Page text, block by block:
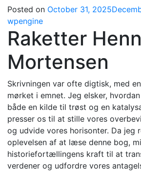
Posted on October 31, 2025
wpengine
Raketter
Mortensen
Skrivningen var ofte digtisk, med
mørket i emnet. Jeg elsker,
både en kilde til trøst og en
presser os til at stille vores
og udvide vores horisonter. Da jeg
oplevelsen af at læse denne bog,
historiefortællingens kraft til at
verdener og udfordre vores